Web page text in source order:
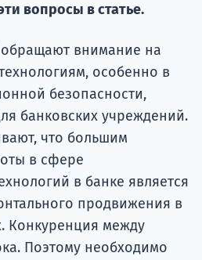
вопросы в статье.
внимание на
особенно в
безопасности,
банковских учреждений.
что большим
в сфере
в банке является
продвижения в
Конкуренция между
Поэтому необходимо